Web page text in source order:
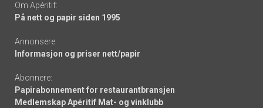
Om Apéritif:
På nett og papir siden 1995
Annonsere:
Informasjon og priser nett/papir
Abonnere:
Papirabonnement for restaurantbransjen
Medlemskap Apéritif Mat- og vinklubb